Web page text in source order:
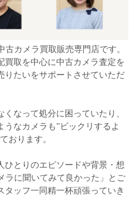
カメラ買取販売専門店です。
買取を中心に中古カメラ査定を
りたいをサポートさせていただ
なって処分に困っていたり、
なカメラも”ビックリするよ
おります。
ひとりのエピソードや背景・想
ラに聞いてみて良かった」とご
ッフ一同精一杯頑張っていき